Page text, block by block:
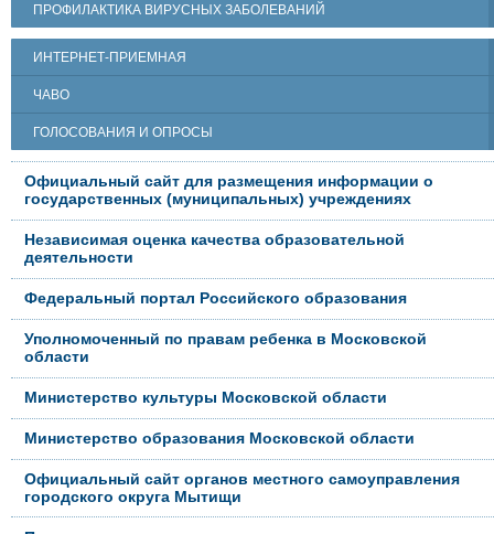
ПРОФИЛАКТИКА ВИРУСНЫХ ЗАБОЛЕВАНИЙ
ИНТЕРНЕТ-ПРИЕМНАЯ
ЧАВО
ГОЛОСОВАНИЯ И ОПРОСЫ
Официальный сайт для размещения информации о
государственных (муниципальных) учреждениях
Независимая оценка качества образовательной
деятельности
Федеральный портал Российского образования
Уполномоченный по правам ребенка в Московской
области
Министерство культуры Московской области
Министерство образования Московской области
Официальный сайт органов местного самоуправления
городского округа Мытищи